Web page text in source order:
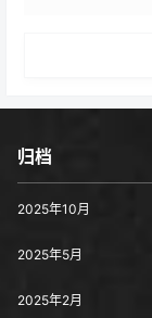
归档
2025年10月
2025年5月
2025年2月